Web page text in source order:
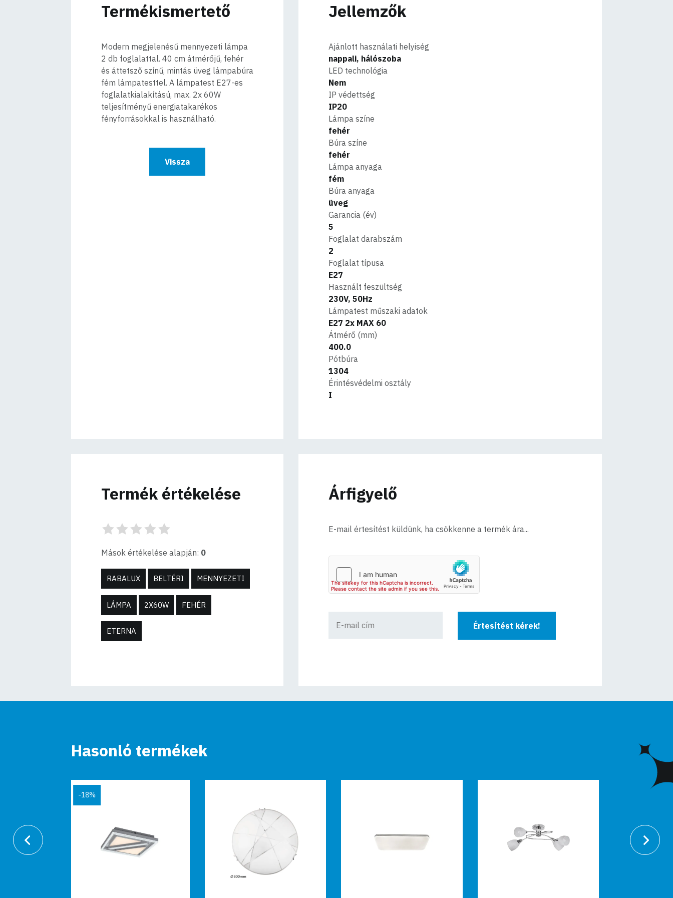
Termékismertető
Modern megjelenésű mennyezeti lámpa
2 db foglalattal. 40 cm átmérőjű, fehér
és áttetsző színű, mintás üveg lámpabúra
fém lámpatesttel. A lámpatest E27-es
foglalatkialakítású, max. 2x 60W
teljesítményű energiatakarékos
fényforrásokkal is használható.
Vissza
Jellemzők
Ajánlott használati helyiség
nappali, hálószoba
LED technológia
Nem
IP védettség
IP20
Lámpa színe
fehér
Búra színe
fehér
Lámpa anyaga
fém
Búra anyaga
üveg
Garancia (év)
5
Foglalat darabszám
2
Foglalat típusa
E27
Használt feszültség
230V, 50Hz
Lámpatest műszaki adatok
E27 2x MAX 60
Átmérő (mm)
400.0
Pótbúra
1304
Érintésvédelmi osztály
I
Termék értékelése
Mások értékelése alapján: 0
RABALUX BELTÉRI MENNYEZETI
LÁMPA 2X60W FEHÉR
ETERNA
Árfigyelő
E-mail értesítést küldünk, ha csökkenne a termék ára...
Értesítést kérek!
Hasonló termékek